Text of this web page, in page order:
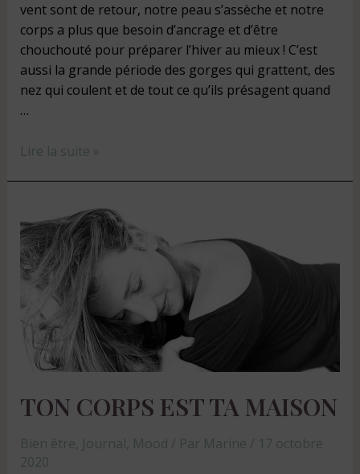
vent sont de retour, notre peau s’assèche et notre
corps a plus que besoin d’ancrage et d’être
chouchouté pour préparer l’hiver au mieux ! C’est
aussi la grande période des gorges qui grattent, des
nez qui coulent et de tout ce qu’ils présagent quand
…
Lire la suite »
TON CORPS EST TA MAISON
Bien être Journal Mood / Par Marine / 17 octobre
2020